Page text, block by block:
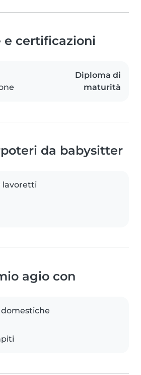
e certificazioni
Diploma di
maturità
da babysitter
lavoretti
agio con